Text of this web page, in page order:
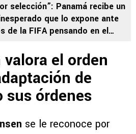
selección”: Panamá recibe un
que lo expone ante
de la FIFA pensando en el
el orden
de
sus órdenes
se le reconoce por